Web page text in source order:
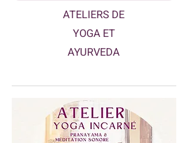
ATELIERS DE
YOGA ET
AYURVEDA